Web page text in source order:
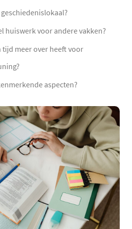
huiswerk voor andere vakken?
tijd meer over heeft voor
aspecten?